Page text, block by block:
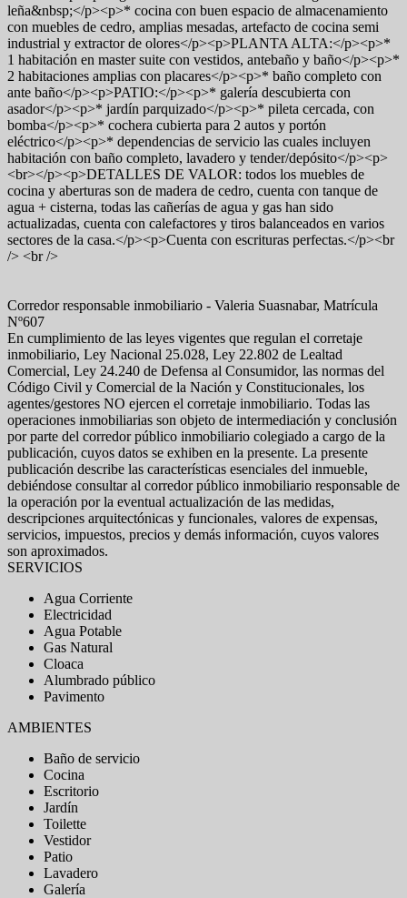
leña&nbsp;</p><p>* cocina con buen espacio de almacenamiento
con muebles de cedro, amplias mesadas, artefacto de cocina semi
industrial y extractor de olores</p><p>PLANTA ALTA:</p><p>*
1 habitación en master suite con vestidos, antebaño y baño</p><p>*
2 habitaciones amplias con placares</p><p>* baño completo con
ante baño</p><p>PATIO:</p><p>* galería descubierta con
asador</p><p>* jardín parquizado</p><p>* pileta cercada, con
bomba</p><p>* cochera cubierta para 2 autos y portón
eléctrico</p><p>* dependencias de servicio las cuales incluyen
habitación con baño completo, lavadero y tender/depósito</p><p>
<br></p><p>DETALLES DE VALOR: todos los muebles de
cocina y aberturas son de madera de cedro, cuenta con tanque de
agua + cisterna, todas las cañerías de agua y gas han sido
actualizadas, cuenta con calefactores y tiros balanceados en varios
sectores de la casa.</p><p>Cuenta con escrituras perfectas.</p><br
/> <br />
Corredor responsable inmobiliario - Valeria Suasnabar, Matrícula
Nº607
En cumplimiento de las leyes vigentes que regulan el corretaje
inmobiliario, Ley Nacional 25.028, Ley 22.802 de Lealtad
Comercial, Ley 24.240 de Defensa al Consumidor, las normas del
Código Civil y Comercial de la Nación y Constitucionales, los
agentes/gestores NO ejercen el corretaje inmobiliario. Todas las
operaciones inmobiliarias son objeto de intermediación y conclusión
por parte del corredor público inmobiliario colegiado a cargo de la
publicación, cuyos datos se exhiben en la presente. La presente
publicación describe las características esenciales del inmueble,
debiéndose consultar al corredor público inmobiliario responsable de
la operación por la eventual actualización de las medidas,
descripciones arquitectónicas y funcionales, valores de expensas,
servicios, impuestos, precios y demás información, cuyos valores
son aproximados.
SERVICIOS
Agua Corriente
Electricidad
Agua Potable
Gas Natural
Cloaca
Alumbrado público
Pavimento
AMBIENTES
Baño de servicio
Cocina
Escritorio
Jardín
Toilette
Vestidor
Patio
Lavadero
Galería